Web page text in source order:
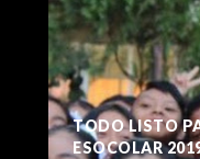
TODO LISTO
ESOCOLAR